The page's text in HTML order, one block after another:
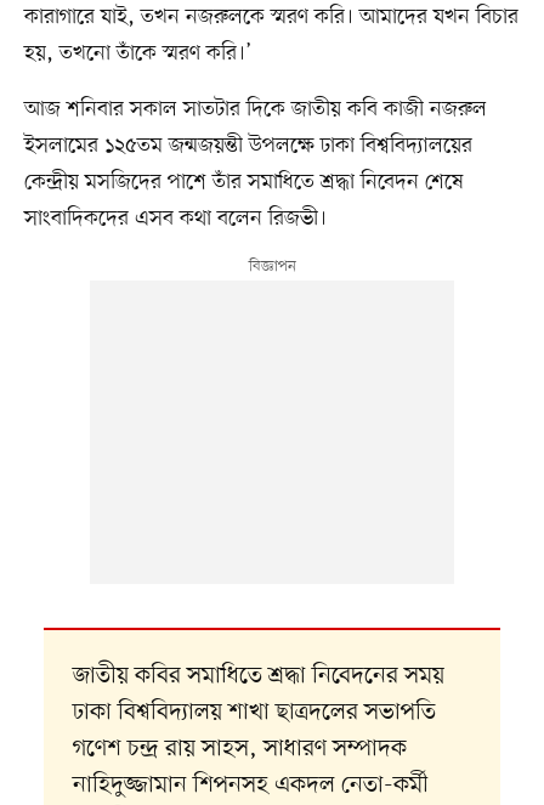
কারাগারে যাই, তখন নজরুলকে স্মরণ করি। আমাদের যখন বিচার
হয়, তখনো তাঁকে স্মরণ করি।’
আজ শনিবার সকাল সাতটার দিকে জাতীয় কবি কাজী নজরুল
ইসলামের ১২৫তম জন্মজয়ন্তী উপলক্ষে ঢাকা বিশ্ববিদ্যালয়ের
কেন্দ্রীয় মসজিদের পাশে তাঁর সমাধিতে শ্রদ্ধা নিবেদন শেষে
সাংবাদিকদের এসব কথা বলেন রিজভী।
জাতীয় কবির সমাধিতে শ্রদ্ধা নিবেদনের সময়
ঢাকা বিশ্ববিদ্যালয় শাখা ছাত্রদলের সভাপতি
গণেশ চন্দ্র রায় সাহস, সাধারণ সম্পাদক
নাহিদুজ্জামান শিপনসহ একদল নেতা-কর্মী